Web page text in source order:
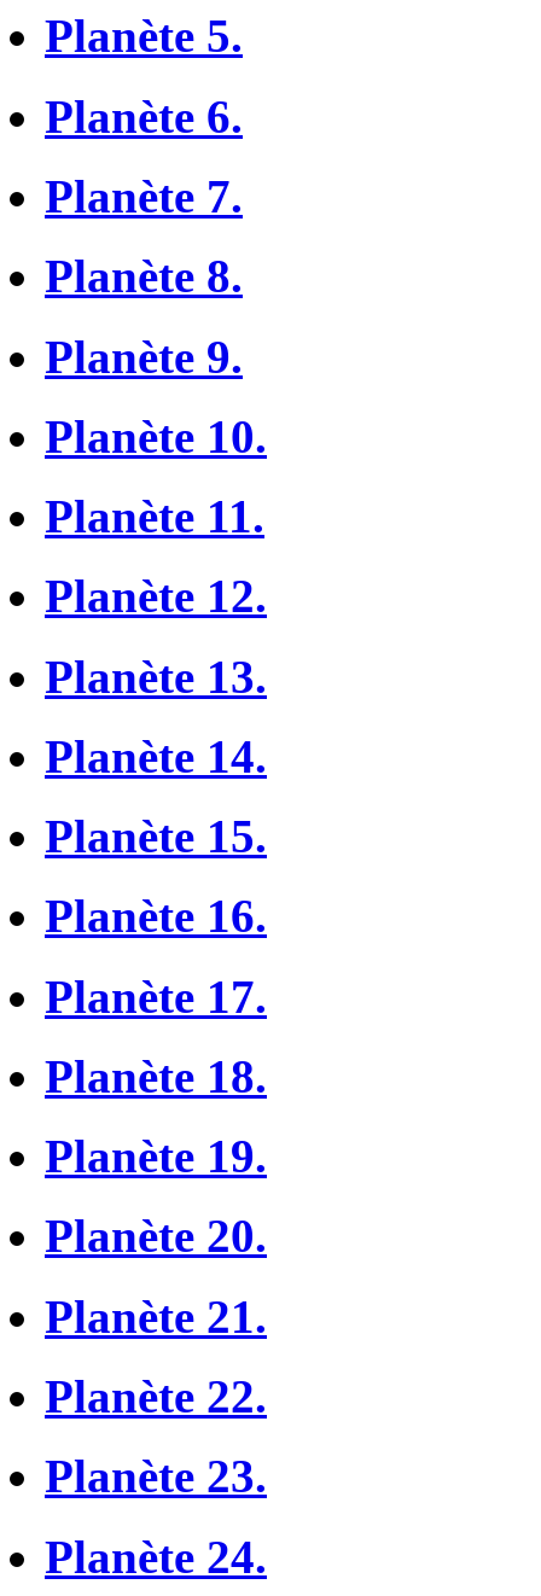
Planète 5.
Planète 6.
Planète 7.
Planète 8.
Planète 9.
Planète 10.
Planète 11.
Planète 12.
Planète 13.
Planète 14.
Planète 15.
Planète 16.
Planète 17.
Planète 18.
Planète 19.
Planète 20.
Planète 21.
Planète 22.
Planète 23.
Planète 24.